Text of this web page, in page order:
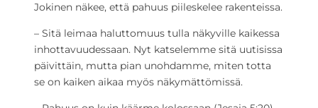
Jokinen näkee, että pahuus piileskelee rakenteissa.
– Sitä leimaa haluttomuus tulla näkyville kaikessa
inhottavuudessaan. Nyt katselemme sitä uutisissa
päivittäin, mutta pian unohdamme, miten totta
se on kaiken aikaa myös näkymättömissä.